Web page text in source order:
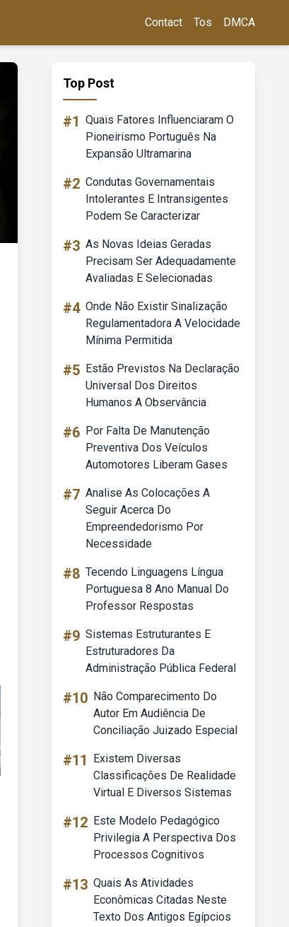
Contact Tos DMCA
Top Post
#1 Quais Fatores Influenciaram O
Pioneirismo Português Na
Expansão Ultramarina
#2 Condutas Governamentais
Intolerantes E Intransigentes
Podem Se Caracterizar
#3 As Novas Ideias Geradas
Precisam Ser Adequadamente
Avaliadas E Selecionadas
#4 Onde Não Existir Sinalização
Regulamentadora A Velocidade
Mínima Permitida
#5 Estão Previstos Na Declaração
Universal Dos Direitos
Humanos A Observância
#6 Por Falta De Manutenção
Preventiva Dos Veículos
Automotores Liberam Gases
#7 Analise As Colocações A
Seguir Acerca Do
Empreendedorismo Por
Necessidade
#8 Tecendo Linguagens Língua
Portuguesa 8 Ano Manual Do
Professor Respostas
#9 Sistemas Estruturantes E
Estruturadores Da
Administração Pública Federal
#10 Não Comparecimento Do
Autor Em Audiência De
Conciliação Juizado Especial
#11
Existem Diversas
Classificações De Realidade
Virtual E Diversos Sistemas
#12 Este Modelo Pedagógico
Privilegia A Perspectiva Dos
Processos Cognitivos
#13 Quais As Atividades
Econômicas Citadas Neste
Texto Dos Antigos Egípcios